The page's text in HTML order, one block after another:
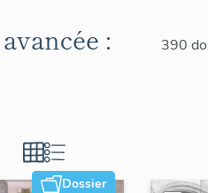
: 390
Dossier